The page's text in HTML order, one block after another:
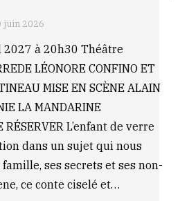
juin 2026
à 20h30 Théâtre
LÉONORE CONFINO ET
MISE EN SCÈNE ALAIN
LA MANDARINE
RÉSERVER L’enfant de verre
dans un sujet qui nous
ses secrets et ses non-
ce conte ciselé et…